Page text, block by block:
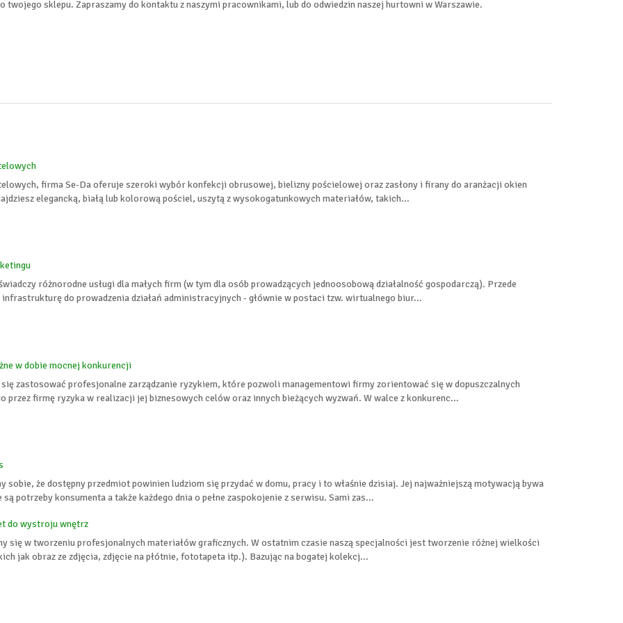
twojego sklepu. Zapraszamy do kontaktu z naszymi pracownikami, lub do odwiedzin naszej hurtowni w Warszawie.
firma Se-Da oferuje szeroki wybór konfekcji obrusowej, bielizny pościelowej oraz zasłony i firany do aranżacji okien
elegancką, białą lub kolorową pościel, uszytą z wysokogatunkowych materiałów, takich...
różnorodne usługi dla małych firm (w tym dla osób prowadzących jednoosobową działalność gospodarczą). Przede
do prowadzenia działań administracyjnych - głównie w postaci tzw. wirtualnego biur...
w dobie mocnej konkurencji
zastosować profesjonalne zarządzanie ryzykiem, które pozwoli managementowi firmy zorientować się w dopuszczalnych
przez firmę ryzyka w realizacji jej biznesowych celów oraz innych bieżących wyzwań. W walce z konkurenc...
sobie, że dostępny przedmiot powinien ludziom się przydać w domu, pracy i to właśnie dzisiaj. Jej najważniejszą motywacją bywa
potrzeby konsumenta a także każdego dnia o pełne zaspokojenie z serwisu. Sami zas...
do wystroju wnętrz
się w tworzeniu profesjonalnych materiałów graficznych. W ostatnim czasie naszą specjalności jest tworzenie różnej wielkości
jak obraz ze zdjęcia, zdjęcie na płótnie, fototapeta itp.). Bazując na bogatej kolekcj...